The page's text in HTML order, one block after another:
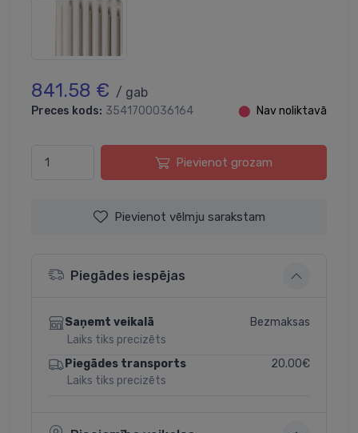
841.58 € / gab
Preces kods: 3541700036164 ⬤ Nav noliktavā
Pievienot grozam
Pievienot vēlmju sarakstam
Piegādes iespējas
Saņemt veikalā
Laiks tiks precizēts
Bezmaksas
Piegādes transports
Laiks tiks precizēts
20.00€